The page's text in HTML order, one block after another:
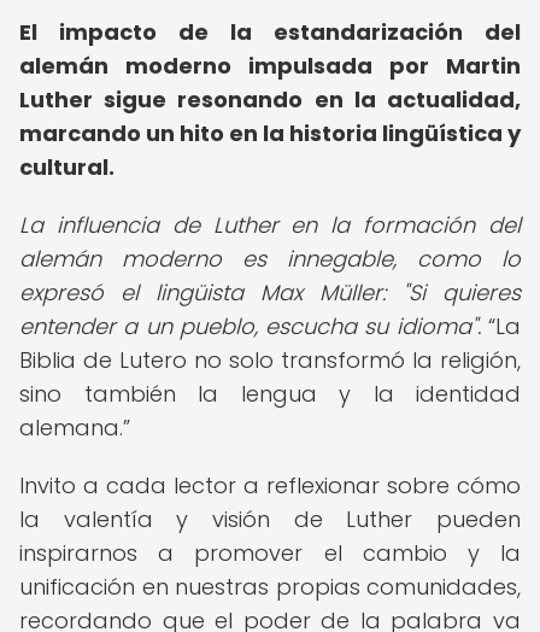
El impacto de la estandarización del
alemán moderno impulsada por Martin
Luther sigue resonando en la actualidad,
marcando un hito en la historia lingüística y
cultural.
La influencia de Luther en la formación del
alemán moderno es innegable, como lo
expresó el lingüista Max Müller: "Si quieres
entender a un pueblo, escucha su idioma". La
Biblia de Lutero no solo transformó la religión,
sino también la lengua y la identidad
alemana.
Invito a cada lector a reflexionar sobre cómo
la valentía y visión de Luther pueden
inspirarnos a promover el cambio y la
unificación en nuestras propias comunidades,
recordando que el poder de la palabra va